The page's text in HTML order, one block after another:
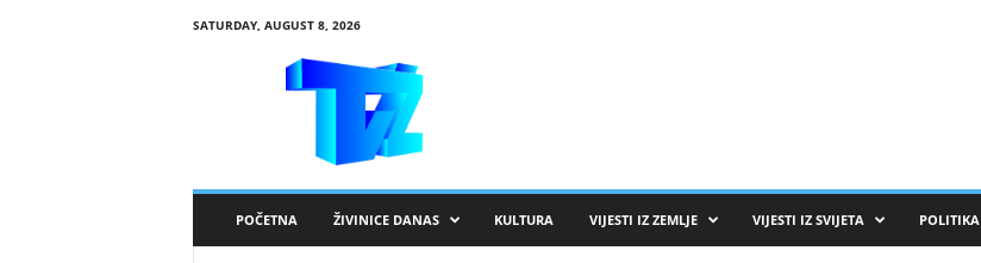
SATURDAY, AUGUST 8, 2026
POČETNA ŽIVINICE DANAS KULTURA VIJESTI IZ ZEMLJE VIJESTI IZ SVIJETA POLITIKA